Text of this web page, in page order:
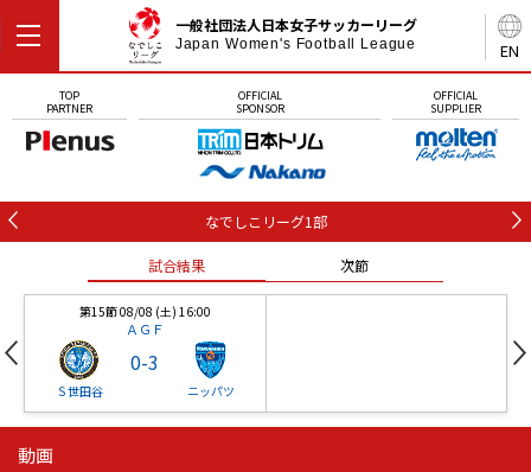
EN
一般社団法人日本女子サッカーリーグ
Japan Women's Football League
TOP
PARTNER
OFFICIAL
SPONSOR
OFFICIAL
SUPPLIER
なでしこリーグ1部
試合結果 次節
第15節 08/08 (土) 16:00
ＡＧＦ
Ｓ世田谷
0-3
ニッパツ
動画